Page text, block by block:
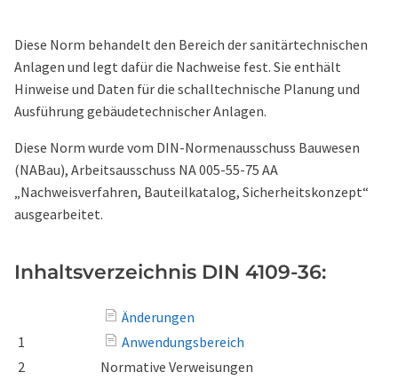
Diese Norm behandelt den Bereich der sanitärtechnischen
Anlagen und legt dafür die Nachweise fest. Sie enthält
Hinweise und Daten für die schalltechnische Planung und
Ausführung gebäudetechnischer Anlagen.
Diese Norm wurde vom DIN-Normenausschuss Bauwesen
(NABau), Arbeitsausschuss NA 005-55-75 AA
„Nachweisverfahren, Bauteilkatalog, Sicherheitskonzept“
ausgearbeitet.
Inhaltsverzeichnis DIN 4109-36:
Änderungen
1
Anwendungsbereich
2
Normative Verweisungen